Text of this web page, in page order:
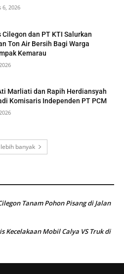
6, 2026
Cilegon dan PT KTI Salurkan
Ton Air Bersih Bagi Warga
Kemarau
Marliati dan Rapih Herdiansyah
Komisaris Independen PT PCM
banyak
Tanam Pohon Pisang di Jalan
Kecelakaan Mobil Calya VS Truk di